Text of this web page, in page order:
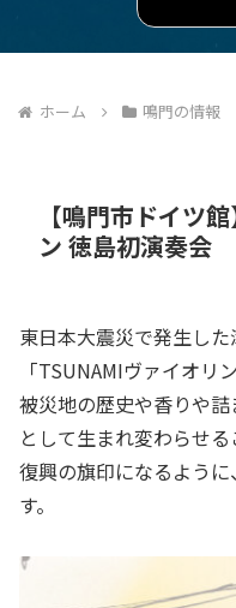
ホーム 鳴門の情報
【鳴門市ドイツ
ン 徳島初演奏会
東日本大震災で発生し
「TSUNAMIヴァイオリン
被災地の歴史や香りや
として生まれ変わらせる
復興の旗印になるよう
す。